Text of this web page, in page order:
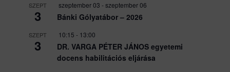
SZEPT
3
szeptember 03 -szeptember 06
Bánki Gólyatábor – 2026
SZEPT
3
10:15 - 13:00
DR. VARGA PÉTER JÁNOS egyetemi
docens habilitációs eljárása